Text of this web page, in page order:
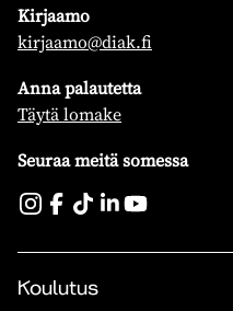
Kirjaamo
kirjaamo@diak.fi
Anna palautetta
Täytä lomake
Seuraa meitä somessa
Koulutus